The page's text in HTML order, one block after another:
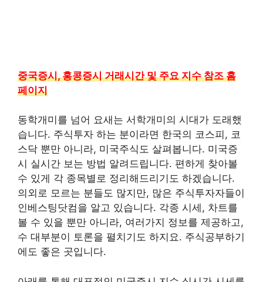
중국증시, 홍콩증시 거래시간 및 주요 지수 참조 홈
페이지
동학개미를 넘어 요새는 서학개미의 시대가 도래했
습니다. 주식투자 하는 분이라면 한국의 코스피, 코
스닥 뿐만 아니라, 미국주식도 살펴봅니다. 미국증
시 실시간 보는 방법 알려드립니다. 편하게 찾아볼
수 있게 각 종목별로 정리해드리기도 하겠습니다.
의외로 모르는 분들도 많지만, 많은 주식투자자들이
인베스팅닷컴을 알고 있습니다. 각종 시세, 차트를
볼 수 있을 뿐만 아니라, 여러가지 정보를 제공하고,
수 대부분이 토론을 펼치기도 하지요. 주식공부하기
에도 좋은 곳입니다.